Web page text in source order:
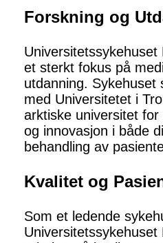
Forskning og
et sterkt fokus på
utdanning. Sykehuset
med Universitetet i
arktiske universitet
og innovasjon i både
behandling av
Kvalitet og
Som et ledende